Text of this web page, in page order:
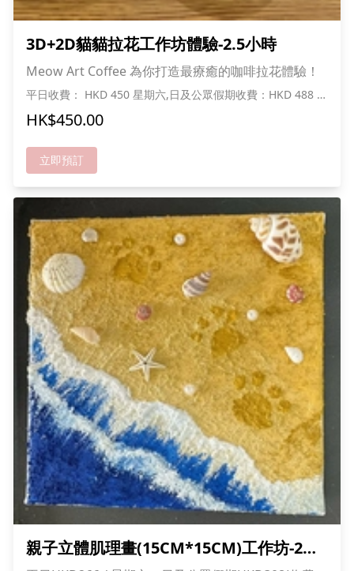
3D+2D貓貓拉花工作坊體驗-2.5小時
Meow Art Coffee 為你打造最療癒的咖啡拉花體驗！
平日收費： HKD 450 星期六,日及公眾假期收費：HKD 488 *
成功報名可免費享用甜品一份 及 貓貓零食一份!!
HK$450.00
立即預訂
親子立體肌理畫(15CM*15CM)工作坊-2小